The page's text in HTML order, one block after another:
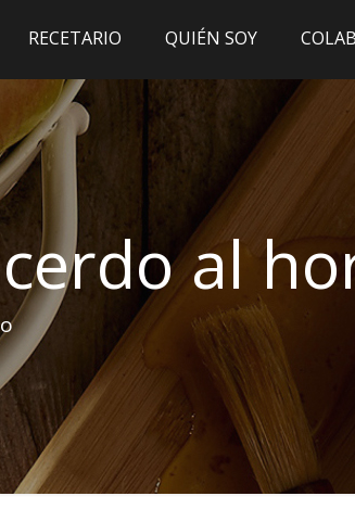
RECETARIO QUIÉN SOY
al